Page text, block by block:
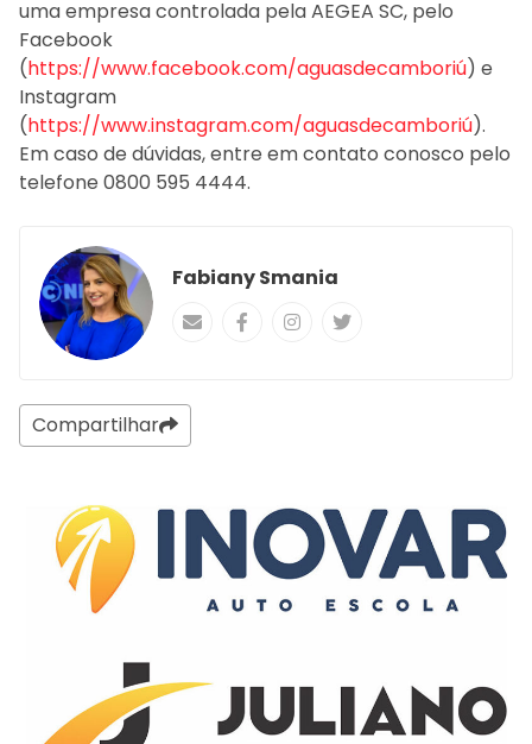
uma empresa controlada pela AEGEA SC, pelo
Facebook
(https://www.facebook.com/aguasdecamboriú) e
Instagram
(https://www.instagram.com/aguasdecamboriú).
Em caso de dúvidas, entre em contato conosco pelo
telefone 0800 595 4444.
Fabiany Smania
Compartilhar